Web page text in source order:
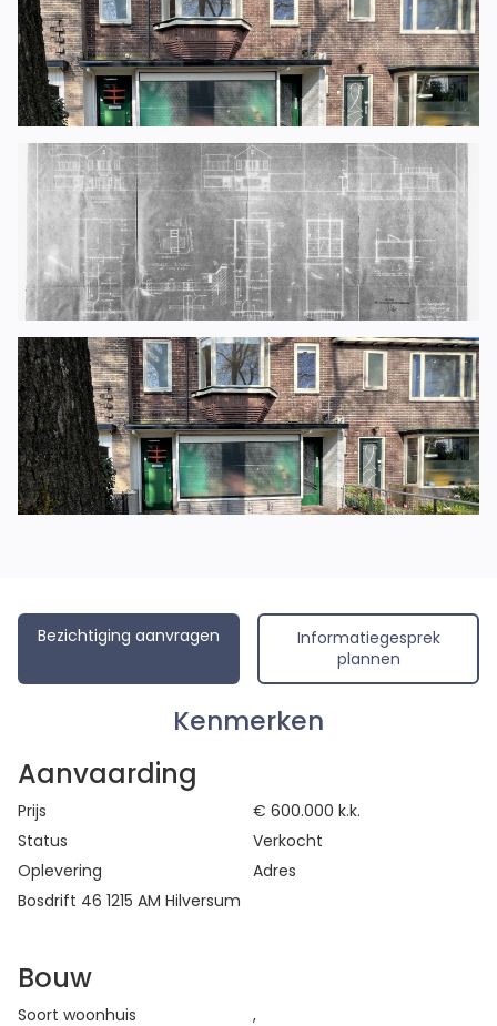
Bezichtiging aanvragen
Informatiegesprek
plannen
Kenmerken
Aanvaarding
Prijs
€ 600.000 k.k.
Status
Verkocht
Oplevering
Adres
Bosdrift 46 1215 AM Hilversum
Bouw
Soort woonhuis
,